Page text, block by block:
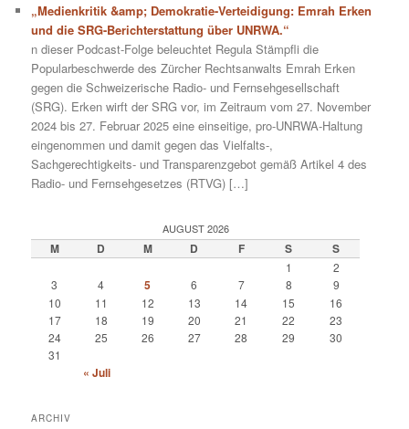
„Medienkritik &amp; Demokratie-Verteidigung: Emrah Erken
und die SRG-Berichterstattung über UNRWA.“
n dieser Podcast-Folge beleuchtet Regula Stämpfli die
Popularbeschwerde des Zürcher Rechtsanwalts Emrah Erken
gegen die Schweizerische Radio- und Fernsehgesellschaft
(SRG). Erken wirft der SRG vor, im Zeitraum vom 27. November
2024 bis 27. Februar 2025 eine einseitige, pro-UNRWA-Haltung
eingenommen und damit gegen das Vielfalts-,
Sachgerechtigkeits- und Transparenzgebot gemäß Artikel 4 des
Radio- und Fernsehgesetzes (RTVG) […]
AUGUST 2026
M D M D F S S
1
2
3
4 5 6 7 8
9
10
11 12 13 14 15
16
17
18 19 20 21 22
23
24
25 26 27 28 29
30
31
« Juli
ARCHIV